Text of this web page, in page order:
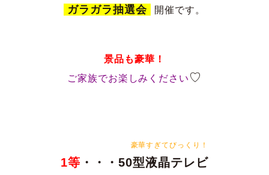
ガラガラ抽選会 開催です。
景品も豪華！
ご家族でお楽しみください ♡
豪華すぎてびっくり！
1等 ・・・50型液晶テレビ